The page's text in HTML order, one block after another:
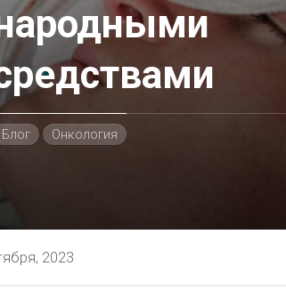
Блог Онкология
2023